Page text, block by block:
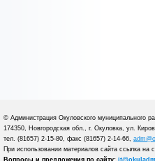
© Администрация Окуловского муниципального
174350, Новгородская обл., г. Окуловка, ул.
тел. (81657) 2-15-80, факс (81657) 2-14-66,
При использовании материалов сайта ссылка на
Вопросы и предложения по сайту: